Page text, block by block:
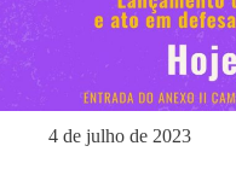
4 de julho de 2023